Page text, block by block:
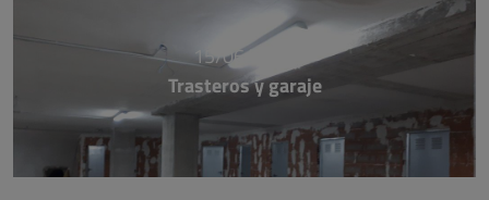
15/06/2018
Trasteros y garaje